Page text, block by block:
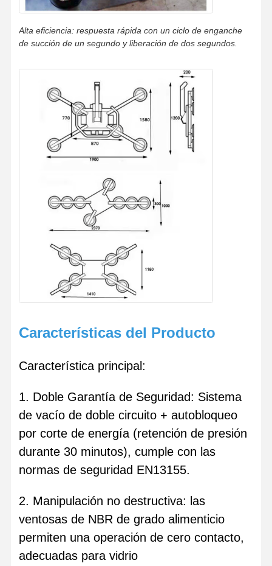
Alta eficiencia: respuesta rápida con un ciclo de enganche
de succión de un segundo y liberación de dos segundos.
Características del Producto
Característica principal:
1. Doble Garantía de Seguridad: Sistema
de vacío de doble circuito + autobloqueo
por corte de energía (retención de presión
durante 30 minutos), cumple con las
normas de seguridad EN13155.
2. Manipulación no destructiva: las
ventosas de NBR de grado alimenticio
permiten una operación de cero contacto,
adecuadas para vidrio